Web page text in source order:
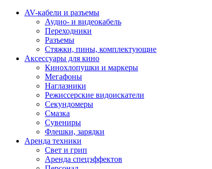
AV-кабели и разъемы
Аудио- и видеокабель
Переходники
Разъемы
Стяжки, пины, комплектующие
Аксессуары для кино
Кинохлопушки и маркеры
Мегафоны
Наглазники
Режиссерские видоискатели
Секундомеры
Смазка
Сувениры
Флешки, зарядки
Аренда техники
Свет и грип
Аренда спецэффектов